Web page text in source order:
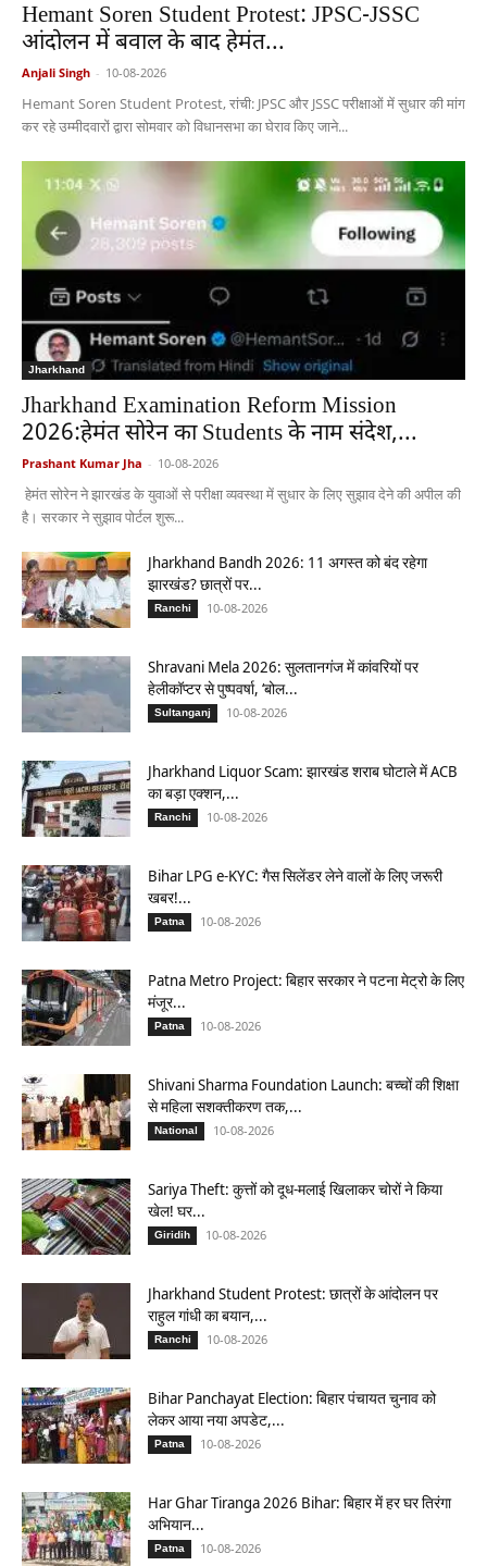
Hemant Soren Student Protest: JPSC-JSSC
आंदोलन में बवाल के बाद हेमंत...
Anjali Singh - 10-08-2026
Hemant Soren Student Protest, रांची: JPSC और JSSC परीक्षाओं में सुधार की मांग
कर रहे उम्मीदवारों द्वारा सोमवार को विधानसभा का घेराव किए जाने...
Jharkhand
Jharkhand Examination Reform Mission
2026:हेमंत सोरेन का Students के नाम संदेश,...
Prashant Kumar Jha - 10-08-2026
हेमंत सोरेन ने झारखंड के युवाओं से परीक्षा व्यवस्था में सुधार के लिए सुझाव देने की अपील की
है। सरकार ने सुझाव पोर्टल शुरू...
Jharkhand Bandh 2026: 11 अगस्त को बंद रहेगा
झारखंड? छात्रों पर...
Ranchi 10-08-2026
Shravani Mela 2026: सुलतानगंज में कांवरियों पर
हेलीकॉप्टर से पुष्पवर्षा, ‘बोल...
Sultanganj 10-08-2026
Jharkhand Liquor Scam: झारखंड शराब घोटाले में ACB
का बड़ा एक्शन,...
Ranchi 10-08-2026
Bihar LPG e-KYC: गैस सिलेंडर लेने वालों के लिए जरूरी
खबर!...
Patna 10-08-2026
Patna Metro Project: बिहार सरकार ने पटना मेट्रो के लिए
मंजूर...
Patna 10-08-2026
Shivani Sharma Foundation Launch: बच्चों की शिक्षा
से महिला सशक्तीकरण तक,...
National 10-08-2026
Sariya Theft: कुत्तों को दूध-मलाई खिलाकर चोरों ने किया
खेल! घर...
Giridih 10-08-2026
Jharkhand Student Protest: छात्रों के आंदोलन पर
राहुल गांधी का बयान,...
Ranchi 10-08-2026
Bihar Panchayat Election: बिहार पंचायत चुनाव को
लेकर आया नया अपडेट,...
Patna 10-08-2026
Har Ghar Tiranga 2026 Bihar: बिहार में हर घर तिरंगा
अभियान...
Patna 10-08-2026